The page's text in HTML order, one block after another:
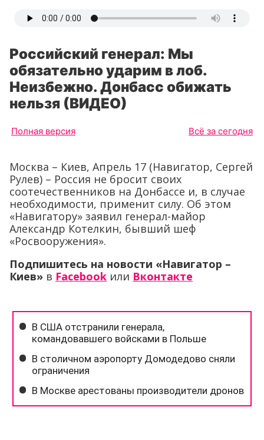
Российский генерал: Мы
обязательно ударим в лоб.
Неизбежно. Донбасс обижать
нельзя (ВИДЕО)
Полная версия Всё за сегодня
Москва – Киев, Апрель 17 (Навигатор, Сергей
Рулев) – Россия не бросит своих
соотечественников на Донбассе и, в случае
необходимости, применит силу. Об этом
«Навигатору» заявил генерал-майор
Александр Котелкин, бывший шеф
«Росвооружения».
Подпишитесь на новости «Навигатор –
Киев» в Facebook или Вконтакте